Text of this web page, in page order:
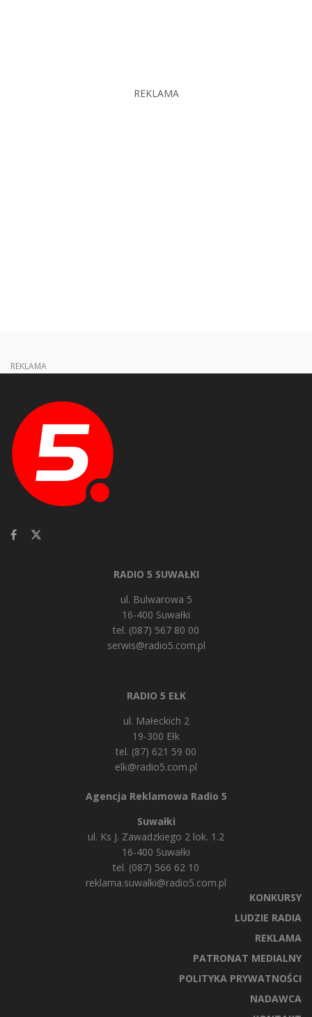
REKLAMA
REKLAMA
RADIO 5 SUWAŁKI
ul. Bulwarowa 5
16-400 Suwałki
tel. (087) 567 80 00
serwis@radio5.com.pl
RADIO 5 EŁK
ul. Małeckich 2
19-300 Ełk
tel. (87) 621 59 00
elk@radio5.com.pl
Agencja Reklamowa Radio 5
Suwałki
ul. Ks J. Zawadzkiego 2 lok. 1.2
16-400 Suwałki
tel. (087) 566 62 10
reklama.suwalki@radio5.com.pl
KONKURSY
LUDZIE RADIA
REKLAMA
PATRONAT MEDIALNY
POLITYKA PRYWATNOŚCI
NADAWCA